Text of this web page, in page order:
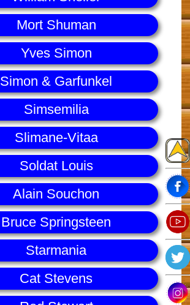
Mort Shuman
Yves Simon
Simon & Garfunkel
Simsemilia
Slimane-Vitaa
Soldat Louis
Alain Souchon
Bruce Springsteen
Starmania
Cat Stevens